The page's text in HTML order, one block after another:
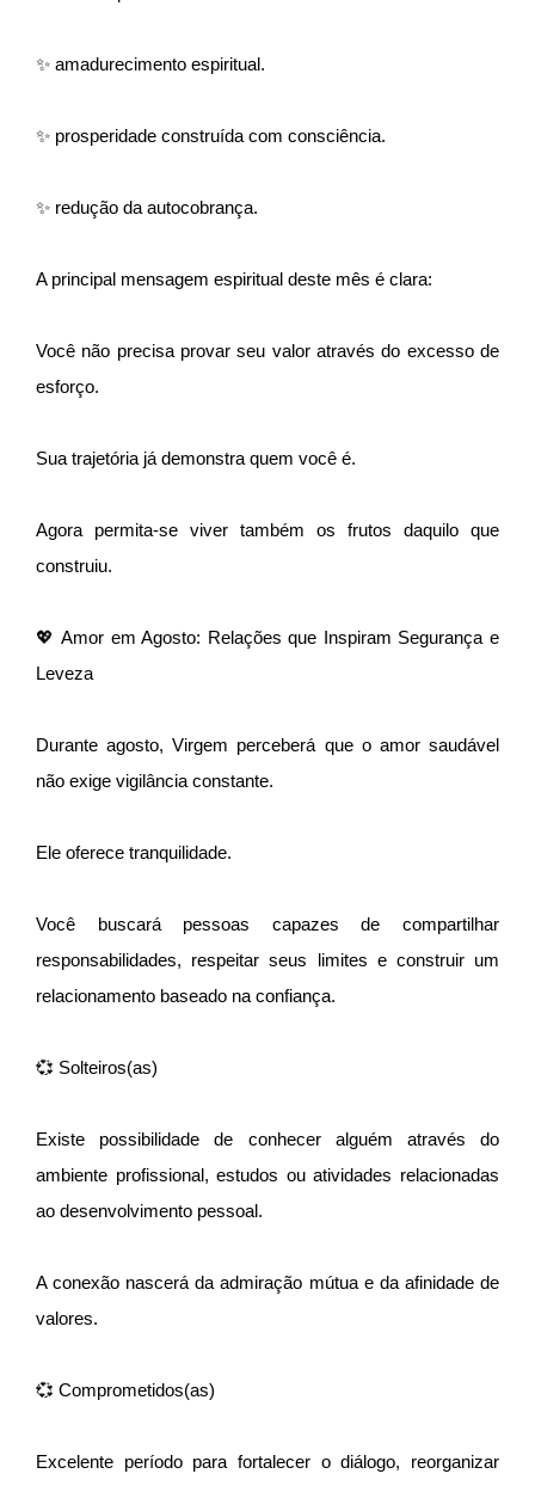
✨ amadurecimento espiritual.
✨ prosperidade construída com consciência.
✨ redução da autocobrança.
A principal mensagem espiritual deste mês é clara:
Você não precisa provar seu valor através do excesso de
esforço.
Sua trajetória já demonstra quem você é.
Agora permita-se viver também os frutos daquilo que
construiu.
💖 Amor em Agosto: Relações que Inspiram Segurança e
Leveza
Durante agosto, Virgem perceberá que o amor saudável
não exige vigilância constante.
Ele oferece tranquilidade.
Você buscará pessoas capazes de compartilhar
responsabilidades, respeitar seus limites e construir um
relacionamento baseado na confiança.
💞 Solteiros(as)
Existe possibilidade de conhecer alguém através do
ambiente profissional, estudos ou atividades relacionadas
ao desenvolvimento pessoal.
A conexão nascerá da admiração mútua e da afinidade de
valores.
💞 Comprometidos(as)
Excelente período para fortalecer o diálogo, reorganizar